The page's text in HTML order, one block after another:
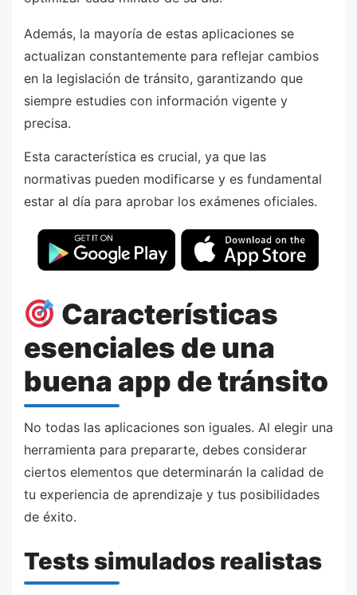
Además, la mayoría de estas aplicaciones se
actualizan constantemente para reflejar cambios
en la legislación de tránsito, garantizando que
siempre estudies con información vigente y
precisa.
Esta característica es crucial, ya que las
normativas pueden modificarse y es fundamental
estar al día para aprobar los exámenes oficiales.
Características
esenciales de una
buena app de tránsito
No todas las aplicaciones son iguales. Al elegir una
herramienta para prepararte, debes considerar
ciertos elementos que determinarán la calidad de
tu experiencia de aprendizaje y tus posibilidades
de éxito.
Tests simulados realistas